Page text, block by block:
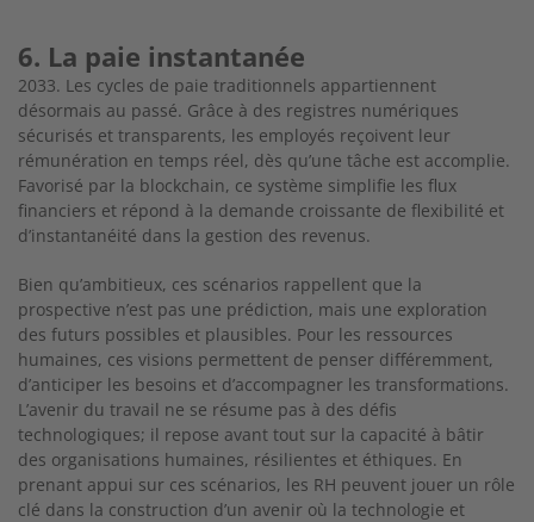
6. La paie instantanée
2033. Les cycles de paie traditionnels appartiennent
désormais au passé. Grâce à des registres numériques
sécurisés et transparents, les employés reçoivent leur
rémunération en temps réel, dès qu’une tâche est accomplie.
Favorisé par la blockchain, ce système simplifie les flux
financiers et répond à la demande croissante de flexibilité et
d’instantanéité dans la gestion des revenus.
Bien qu’ambitieux, ces scénarios rappellent que la
prospective n’est pas une prédiction, mais une exploration
des futurs possibles et plausibles. Pour les ressources
humaines, ces visions permettent de penser différemment,
d’anticiper les besoins et d’accompagner les transformations.
L’avenir du travail ne se résume pas à des défis
technologiques; il repose avant tout sur la capacité à bâtir
des organisations humaines, résilientes et éthiques. En
prenant appui sur ces scénarios, les RH peuvent jouer un rôle
clé dans la construction d’un avenir où la technologie et